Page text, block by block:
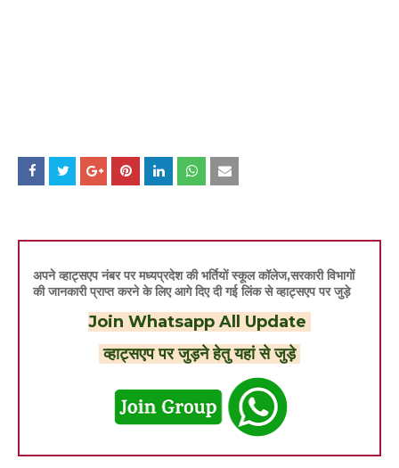
अपने व्हाट्सएप नंबर पर मध्यप्रदेश की भर्तियों स्कूल कॉलेज,सरकारी विभागों
की जानकारी प्राप्त करने के लिए आगे दिए दी गई लिंक से व्हाट्सएप पर जुड़े
Join Whatsapp All Update
व्हाट्सएप पर जुड़ने हेतु यहां से जुड़े